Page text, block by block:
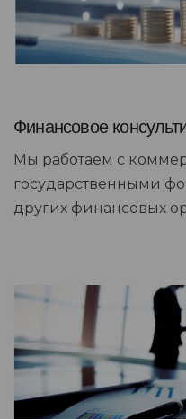
Финансовое
Мы работаем с
государственными
других финансовых